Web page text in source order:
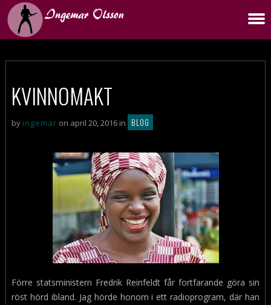
KVINNOMAKT
by ingemar on april 20, 2016 in BLOG
Förre statsministern Fredrik Reinfeldt får fortfarande göra sin
röst hörd ibland. Jag hörde honom i ett radioprogram, där han